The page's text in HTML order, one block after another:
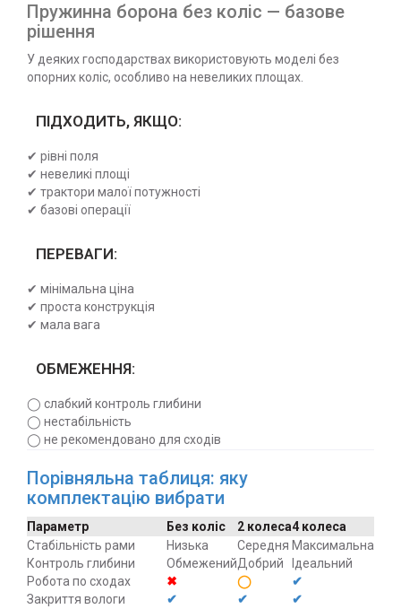
Пружинна борона без коліс — базове
рішення
У деяких господарствах використовують моделі без
опорних коліс, особливо на невеликих площах.
ПІДХОДИТЬ, ЯКЩО:
✔ рівні поля
✔ невеликі площі
✔ трактори малої потужності
✔ базові операції
ПЕРЕВАГИ:
✔ мінімальна ціна
✔ проста конструкція
✔ мала вага
ОБМЕЖЕННЯ:
◯ слабкий контроль глибини
◯ нестабільність
◯ не рекомендовано для сходів
Порівняльна таблиця: яку
комплектацію вибрати
Параметр Без коліс 2 колеса4 колеса
Стабільність рами
Низька Середня Максимальна
Контроль глибини
ОбмеженийДобрий
Ідеальний
Робота по сходах
✖ ◯
✔
Закриття вологи
✔ ✔
✔